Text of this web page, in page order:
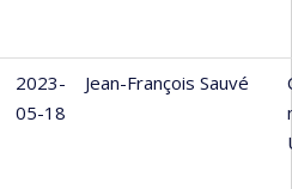
2023-
05-18
Jean-François Sauvé